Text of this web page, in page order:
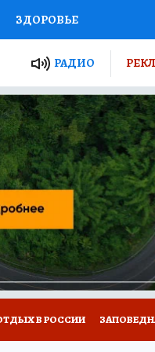
ЗДОРОВЬЕ
ПРОЕКТЫ РОССИИ
ПУТЕВОДИТЕЛЬ
ТУРИЗМ
ПОТРЕБИТЕЛЯ ВСЕ О
РАДИО
В РОССИИ